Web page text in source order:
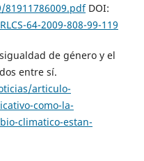
DOI:
64-2009-808-99-119
de género y el
entre sí.
articulo-
como-la-
climatico-estan-